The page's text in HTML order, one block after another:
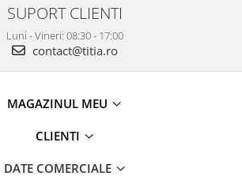
SUPORT CLIENTI
Luni - Vineri: 08:30 - 17:00
contact@titia.ro
MAGAZINUL MEU
CLIENTI
DATE COMERCIALE